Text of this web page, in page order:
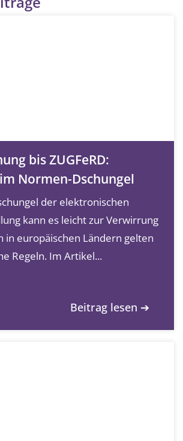
bis ZUGFeRD:
Normen-Dschungel
der elektronischen
kann es leicht zur Verwirrung
in europäischen Ländern gelten
Regeln. Im Artikel...
Beitrag lesen ➔